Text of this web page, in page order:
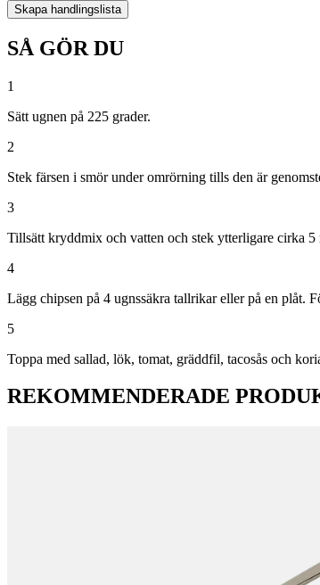
Skapa handlingslista
SÅ GÖR DU
1
Sätt ugnen på 225 grader.
2
Stek färsen i smör under omrörning tills den är
3
Tillsätt kryddmix och vatten och stek ytterligare cirka 5
4
Lägg chipsen på 4 ugnssäkra tallrikar eller på en plåt.
5
Toppa med sallad, lök, tomat, gräddfil, tacosås och
REKOMMENDERADE